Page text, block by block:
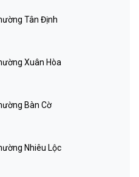
Tân Định
Xuân Hòa
Bàn Cờ
Nhiêu Lộc